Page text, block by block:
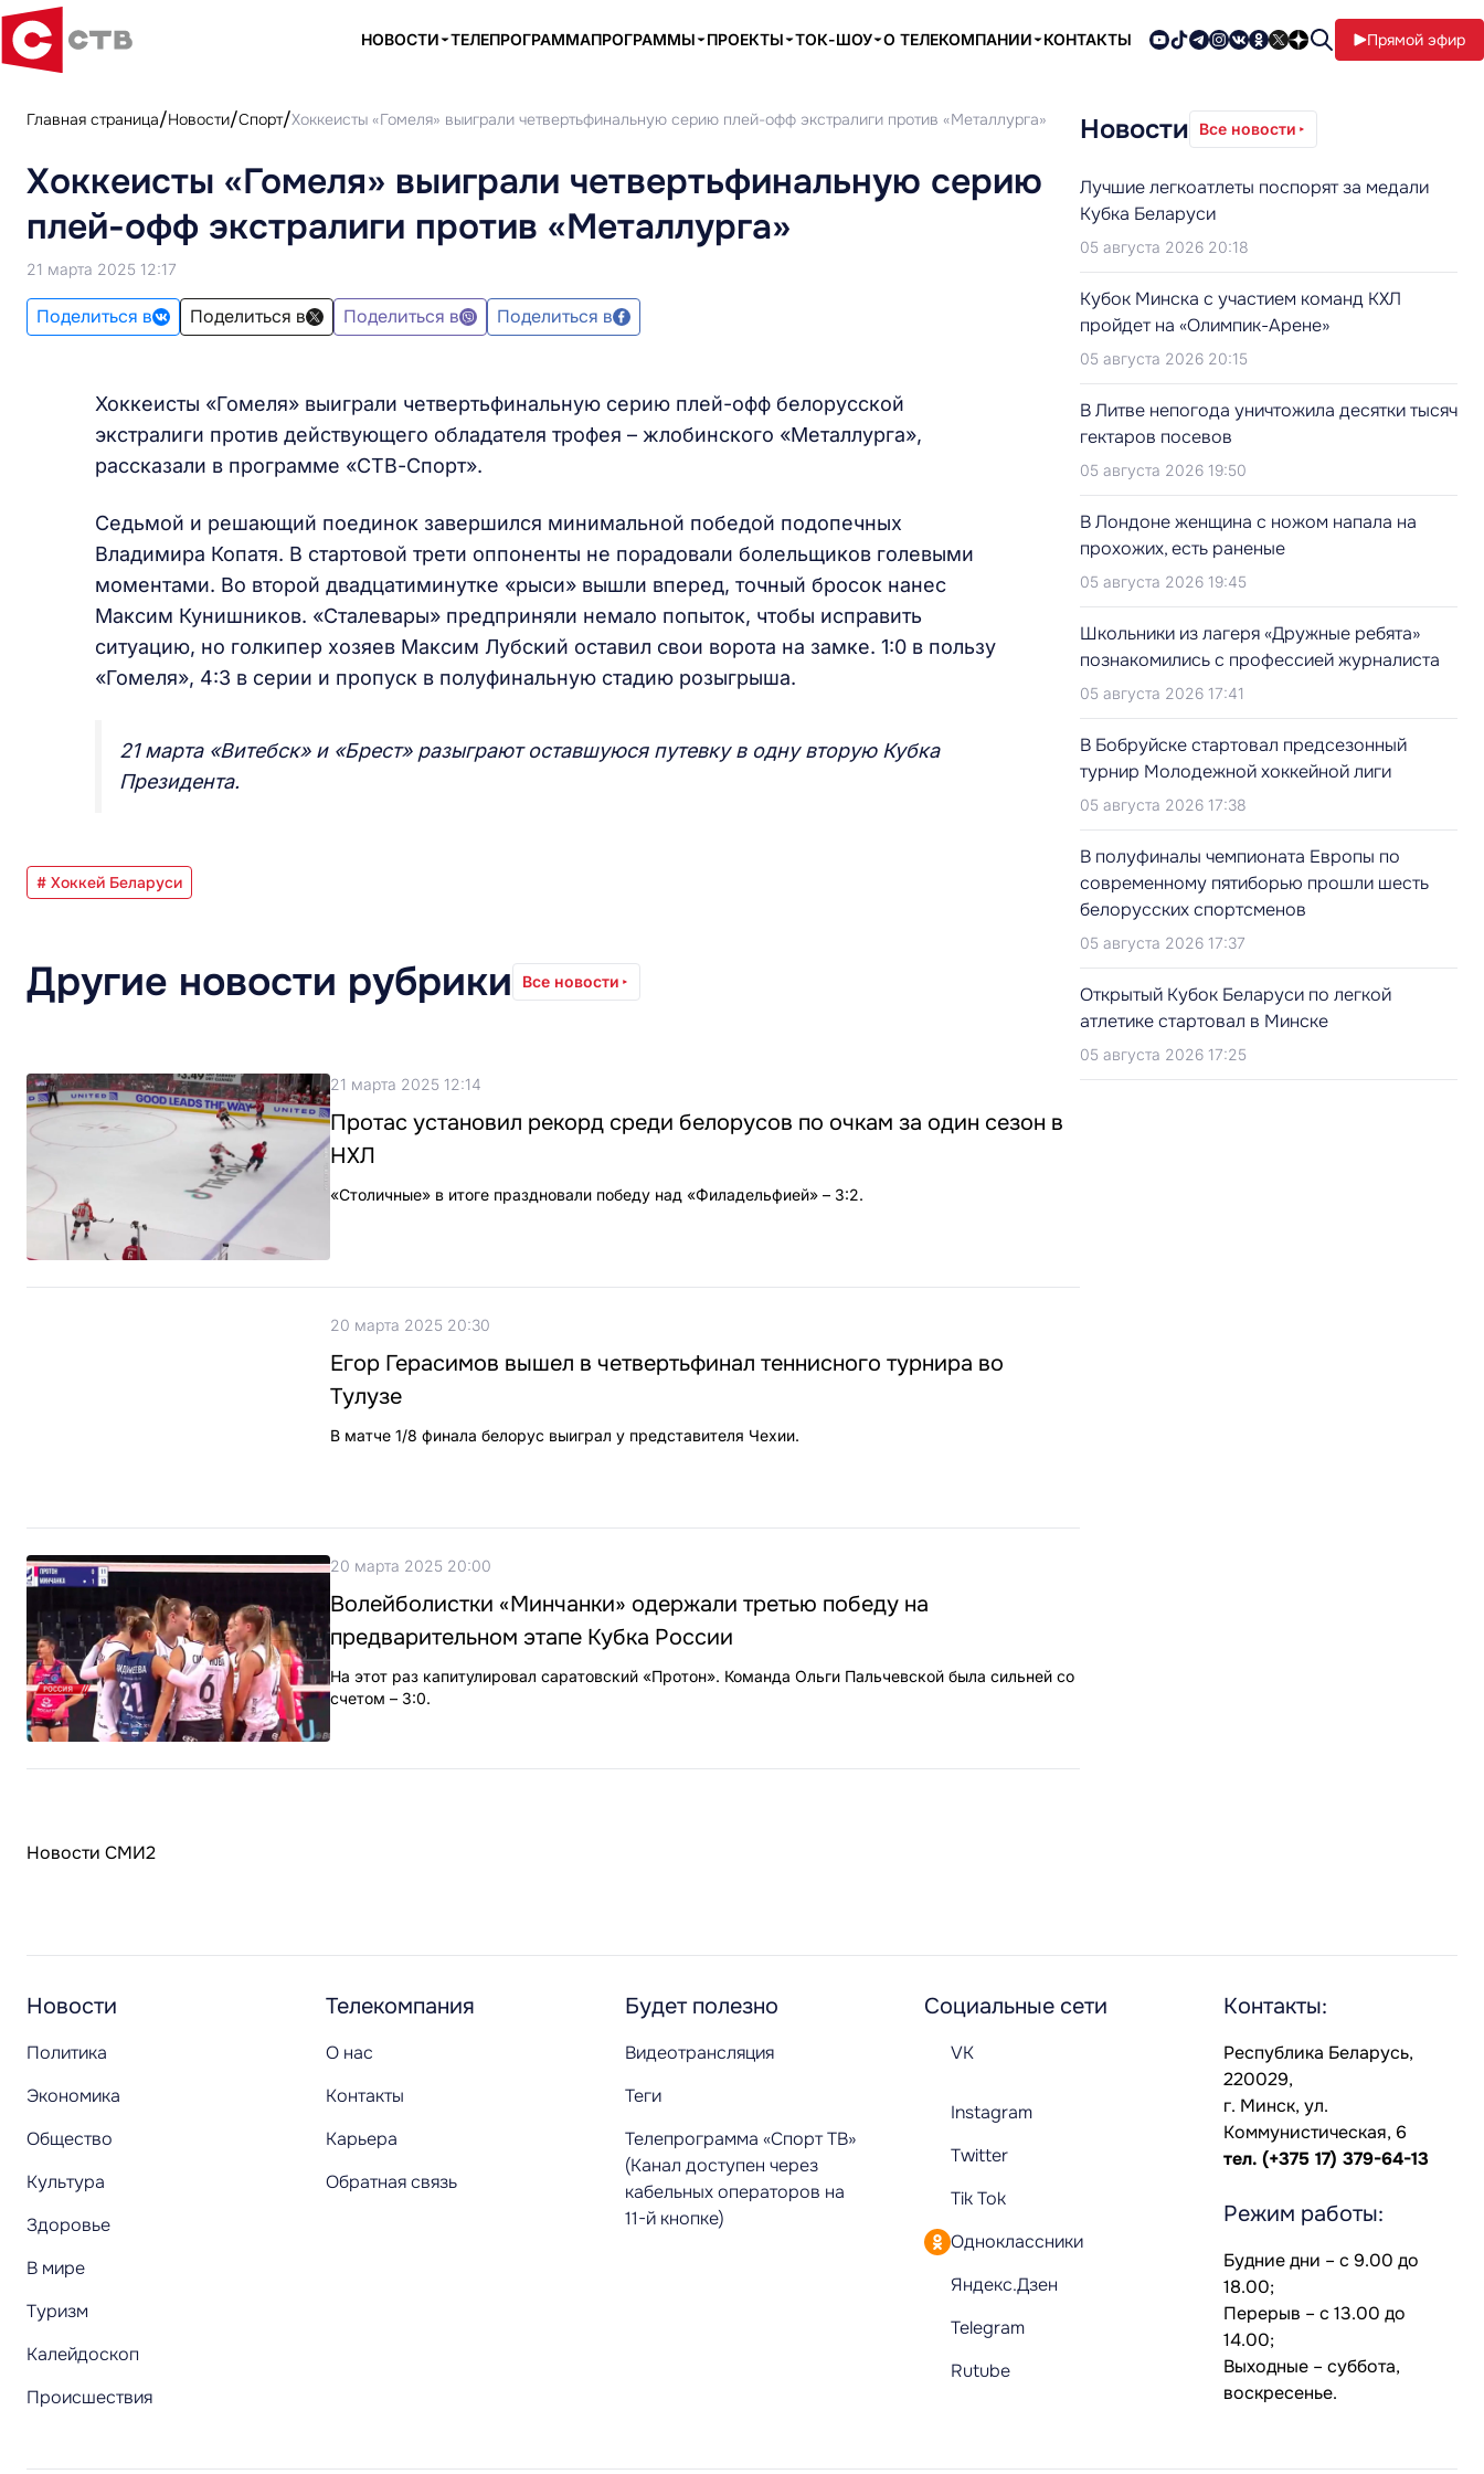
НОВОСТИ ТЕЛЕПРОГРАММАПРОГРАММЫ ПРОЕКТЫ ТОК-ШОУ О ТЕЛЕКОМПАНИИ КОНТАКТЫ Прямой эфир
Главная страница Новости Спорт Хоккеисты «Гомеля» выиграли четвертьфинальную серию плей-офф экстралиги против «Металлурга»
Хоккеисты «Гомеля» выиграли четвертьфинальную серию
плей-офф экстралиги против «Металлурга»
21 марта 2025 12:17
Поделиться в Поделиться в Поделиться в Поделиться в
Хоккеисты «Гомеля» выиграли четвертьфинальную серию плей-офф белорусской
экстралиги против действующего обладателя трофея – жлобинского «Металлурга»,
рассказали в программе «СТВ-Спорт».
Седьмой и решающий поединок завершился минимальной победой подопечных
Владимира Копатя. В стартовой трети оппоненты не порадовали болельщиков голевыми
моментами. Во второй двадцатиминутке «рыси» вышли вперед, точный бросок нанес
Максим Кунишников. «Сталевары» предприняли немало попыток, чтобы исправить
ситуацию, но голкипер хозяев Максим Лубский оставил свои ворота на замке. 1:0 в пользу
«Гомеля», 4:3 в серии и пропуск в полуфинальную стадию розыгрыша.
21 марта «Витебск» и «Брест» разыграют оставшуюся путевку в одну вторую Кубка
Президента.
# Хоккей Беларуси
Другие новости рубрики Все новости
21 марта 2025 12:14
Протас установил рекорд среди белорусов по очкам за один сезон в
НХЛ
«Столичные» в итоге праздновали победу над «Филадельфией» – 3:2.
20 марта 2025 20:30
Егор Герасимов вышел в четвертьфинал теннисного турнира во
Тулузе
В матче 1/8 финала белорус выиграл у представителя Чехии.
20 марта 2025 20:00
Волейболистки «Минчанки» одержали третью победу на
предварительном этапе Кубка России
На этот раз капитулировал саратовский «Протон». Команда Ольги Пальчевской была сильней со
счетом – 3:0.
Новости СМИ2
Новости Все новости
Лучшие легкоатлеты поспорят за медали
Кубка Беларуси
05 августа 2026 20:18
Кубок Минска с участием команд КХЛ
пройдет на «Олимпик-Арене»
05 августа 2026 20:15
В Литве непогода уничтожила десятки тысяч
гектаров посевов
05 августа 2026 19:50
В Лондоне женщина с ножом напала на
прохожих, есть раненые
05 августа 2026 19:45
Школьники из лагеря «Дружные ребята»
познакомились с профессией журналиста
05 августа 2026 17:41
В Бобруйске стартовал предсезонный
турнир Молодежной хоккейной лиги
05 августа 2026 17:38
В полуфиналы чемпионата Европы по
современному пятиборью прошли шесть
белорусских спортсменов
05 августа 2026 17:37
Открытый Кубок Беларуси по легкой
атлетике стартовал в Минске
05 августа 2026 17:25
Новости
Политика
Экономика
Общество
Культура
Здоровье
В мире
Туризм
Калейдоскоп
Происшествия
Телекомпания
О нас
Контакты
Карьера
Обратная связь
Будет полезно
Видеотрансляция
Теги
Телепрограмма «Спорт ТВ»
(Канал доступен через
кабельных операторов на
11-й кнопке)
Социальные сети
VK
Instagram
Twitter
Tik Tok
Одноклассники
Яндекс.Дзен
Telegram
Rutube
Контакты:
Республика Беларусь,
220029,
г. Минск, ул.
Коммунистическая, 6
тел. (+375 17) 379-64-13
Режим работы:
Будние дни – с 9.00 до
18.00;
Перерыв – с 13.00 до
14.00;
Выходные – суббота,
воскресенье.